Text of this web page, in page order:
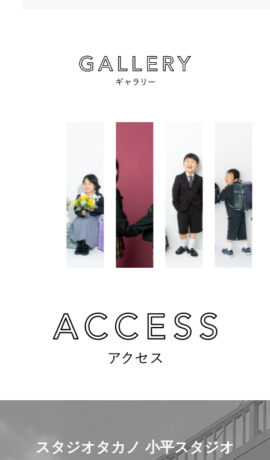
スタジオタカノ 小平スタジオ